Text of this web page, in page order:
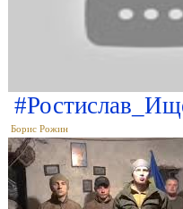
Борис Рожин